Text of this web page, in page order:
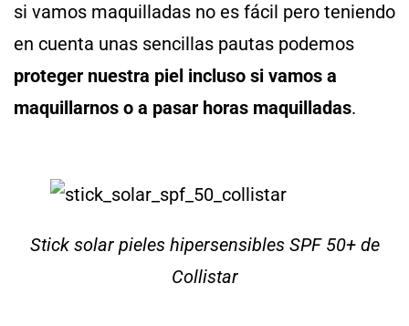
si vamos maquilladas no es fácil pero teniendo
en cuenta unas sencillas pautas podemos
proteger nuestra piel incluso si vamos a
maquillarnos o a pasar horas maquilladas.
Stick solar pieles hipersensibles SPF 50+ de
Collistar